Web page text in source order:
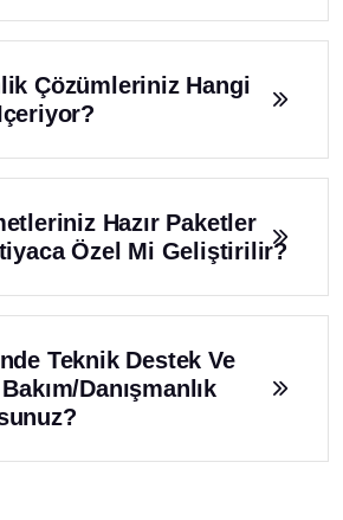
Çözümleriniz Hangi
Hazır Paketler
Özel Mi Geliştirilir?
Teknik Destek Ve
danışmanlık